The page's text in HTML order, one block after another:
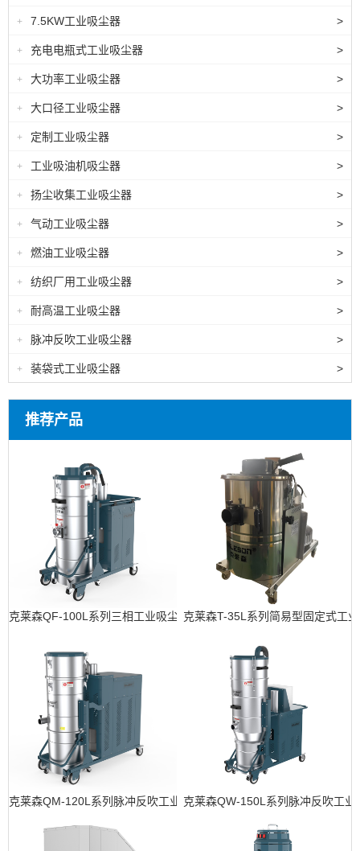
+ 7.5KW工业吸尘器 >
+ 充电电瓶式工业吸尘器 >
+ 大功率工业吸尘器 >
+ 大口径工业吸尘器 >
+ 定制工业吸尘器 >
+ 工业吸油机吸尘器 >
+ 扬尘收集工业吸尘器 >
+ 气动工业吸尘器 >
+ 燃油工业吸尘器 >
+ 纺织厂用工业吸尘器 >
+ 耐高温工业吸尘器 >
+ 脉冲反吹工业吸尘器 >
+ 装袋式工业吸尘器 >
推荐产品
克莱森QF-100L系列三相工业吸尘器克莱森T-35L系列简易型固定式工
克莱森QM-120L系列脉冲反吹工业吸尘器克莱森QW-150L系列脉冲反吹工业